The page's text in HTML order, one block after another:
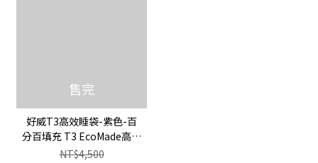
售完
好威T3高效睡袋-紫色-百
分百填充 T3 EcoMade高科
技環保棉-極限溫度零下15
NT$4,500